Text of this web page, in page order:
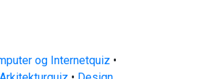
og Internetquiz •